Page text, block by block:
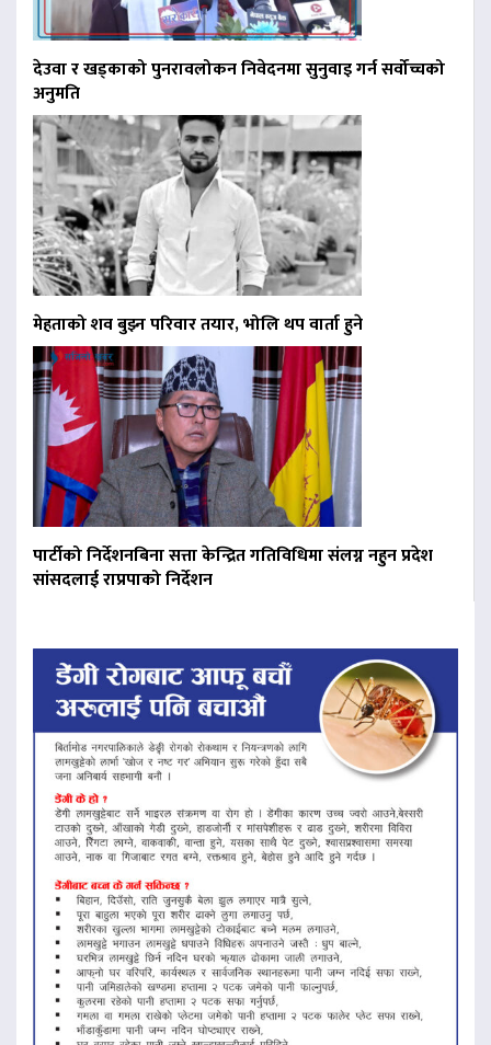
देउवा र खड्काको पुनरावलोकन निवेदनमा सुनुवाइ गर्न सर्वोच्चको
अनुमति
मेहताको शव बुझ्न परिवार तयार, भोलि थप वार्ता हुने
पार्टीको निर्देशनबिना सत्ता केन्द्रित गतिविधिमा संलग्न नहुन प्रदेश
सांसदलाई राप्रपाको निर्देशन